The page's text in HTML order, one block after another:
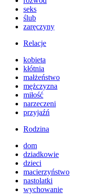
seks
ślub
zaręczyny
Relacje
kobieta
kłótnia
małżeństwo
mężczyzna
miłość
narzeczeni
przyjaźń
Rodzina
dom
dziadkowie
dzieci
macierzyństwo
nastolatki
wychowanie